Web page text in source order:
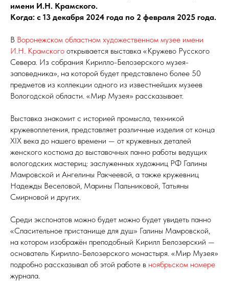
имени И.Н. Крамского.
Когда: с 13 декабря 2024 года по 2 февраля 2025 года.
В Воронежском областном художественном музее имени
И.Н. Крамского открывается выставка «Кружево Русского
Севера. Из собрания Кирилло-Белозерского музея-
заповедника», на которой будет представлено более 50
предметов из коллекции одного из известнейших музеев
Вологодской области. «Мир Музея» рассказывает.
Выставка знакомит с историей промысла, техникой
кружевоплетения, представляет различные изделия от конца
XIX века до нашего времени — от кружевных деталей
женского костюма до выставочных панно работы ведущих
вологодских мастериц: заслуженных художниц РФ Галины
Мамровской и Ангелины Ракчеевой, а также кружевниц
Надежды Веселовой, Марины Пальниковой, Татьяны
Смирновой и других.
Среди экспонатов можно будет можно будет увидеть панно
«Спасительное пристанище для душ» Галины Мамровской,
на котором изображён преподобный Кирилл Белозерский —
основатель Кирилло-Белозерского монастыря. «Мир Музея»
подробно рассказывал об этой работе в ноябрьском номере
журнала.